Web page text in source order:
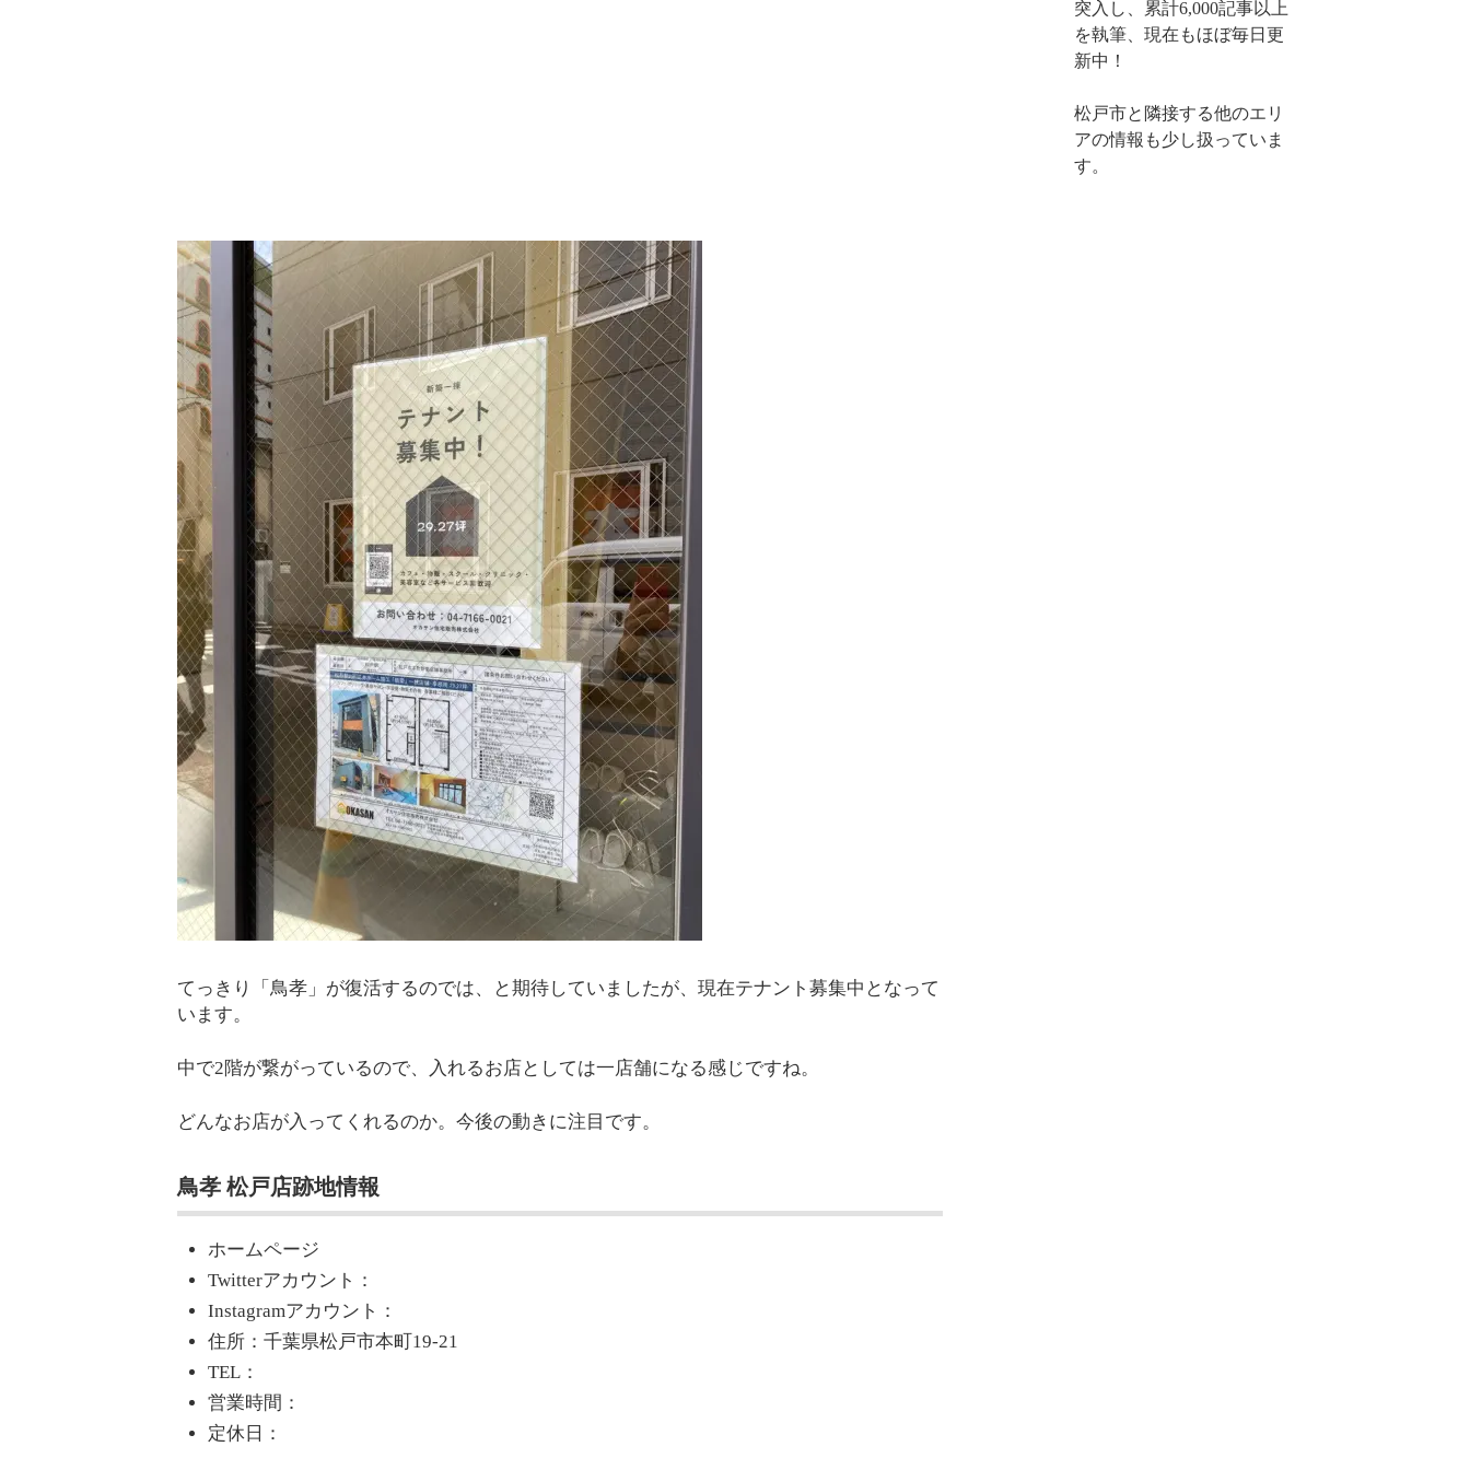
てっきり「鳥孝」が復活するのでは、と期待していましたが、現在テナント募集中となって
います。
中で2階が繋がっているので、入れるお店としては一店舗になる感じですね。
どんなお店が入ってくれるのか。今後の動きに注目です。
鳥孝 松戸店跡地情報
ホームページ
Twitterアカウント：
Instagramアカウント：
住所：千葉県松戸市本町19-21
TEL：
営業時間：
定休日：
突入し、累計6,000記事以上
を執筆、現在もほぼ毎日更
新中！
松戸市と隣接する他のエリ
アの情報も少し扱っていま
す。